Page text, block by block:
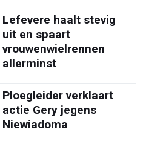
Lefevere haalt stevig
uit en spaart
vrouwenwielrennen
allerminst
Ploegleider verklaart
actie Gery jegens
Niewiadoma